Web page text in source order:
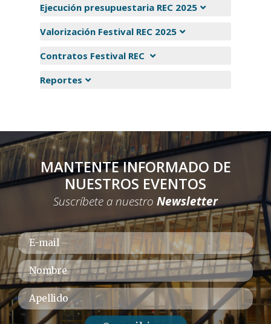
Ejecución presupuestaria REC 2025
Valorización Festival REC 2025
Contratos Festival REC
Reportes
MANTENTE INFORMADO DE
NUESTROS EVENTOS
Suscríbete a nuestro Newsletter